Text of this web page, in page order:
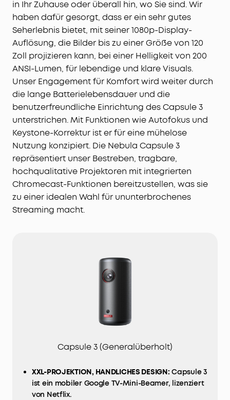
in Ihr Zuhause oder überall hin, wo Sie sind. Wir
haben dafür gesorgt, dass er ein sehr gutes
Seherlebnis bietet, mit seiner 1080p-Display-
Auflösung, die Bilder bis zu einer Größe von 120
Zoll projizieren kann, bei einer Helligkeit von 200
ANSI-Lumen, für lebendige und klare Visuals.
Unser Engagement für Komfort wird weiter durch
die lange Batterielebensdauer und die
benutzerfreundliche Einrichtung des Capsule 3
unterstrichen. Mit Funktionen wie Autofokus und
Keystone-Korrektur ist er für eine mühelose
Nutzung konzipiert. Die Nebula Capsule 3
repräsentiert unser Bestreben, tragbare,
hochqualitative Projektoren mit integrierten
Chromecast-Funktionen bereitzustellen, was sie
zu einer idealen Wahl für ununterbrochenes
Streaming macht.
Capsule 3 (Generalüberholt)
XXL-PROJEKTION, HANDLICHES DESIGN: Capsule 3
ist ein mobiler Google TV-Mini-Beamer, lizenziert
von Netflix.